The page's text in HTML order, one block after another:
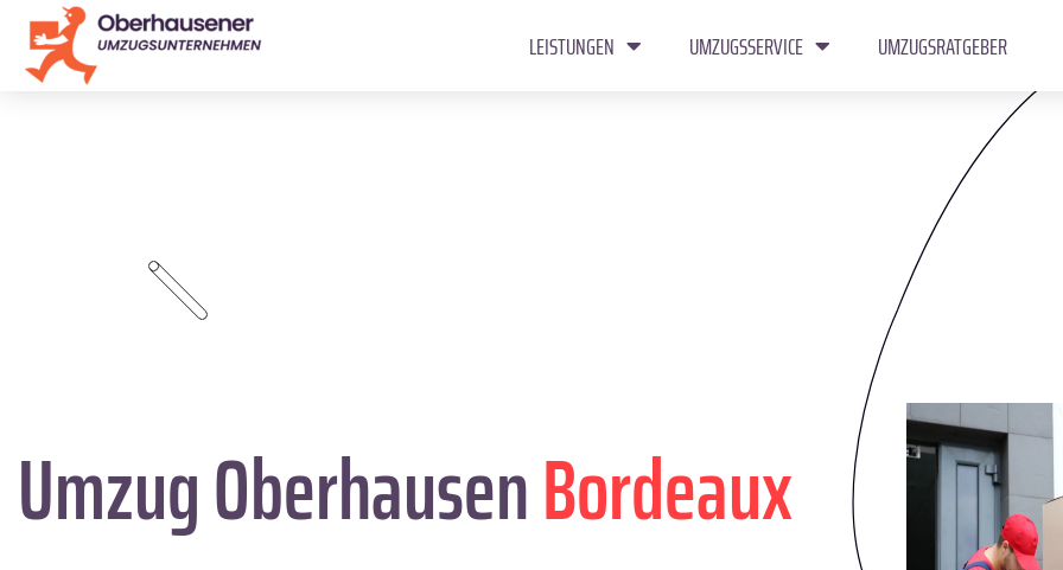
LEISTUNGEN UMZUGSSERVICE UMZUGSRATGEBER
Umzug OberhausenBordeaux